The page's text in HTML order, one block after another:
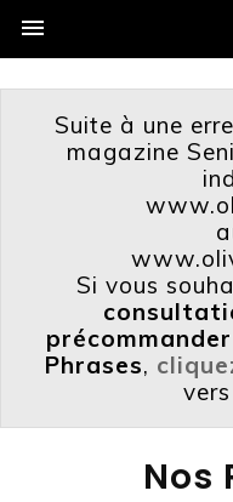

Suite à une
magazine
Si vous
Phrases,
Nos